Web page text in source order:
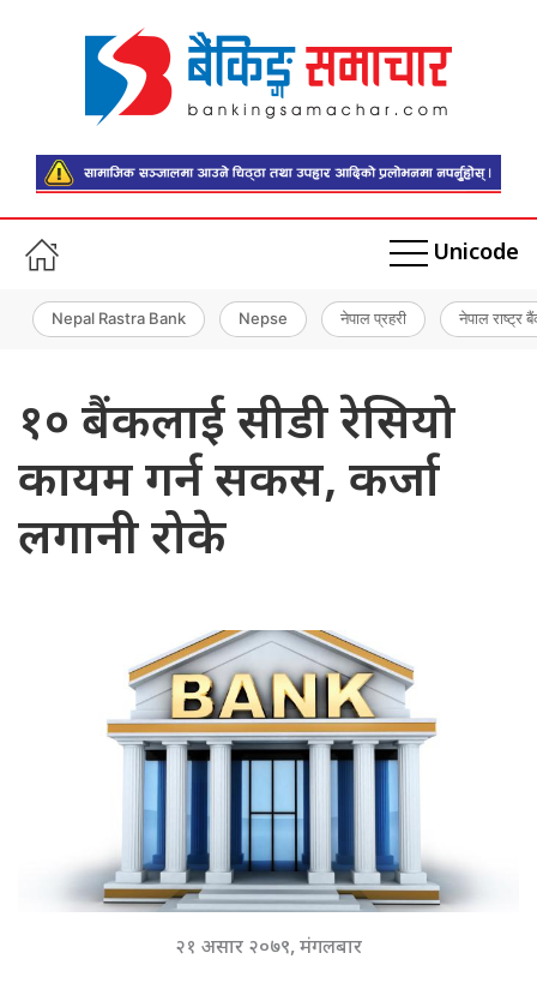
Unicode
Nepal Rastra Bank Nepse नेपाल प्रहरी नेपाल राष्ट्र
१० बैंकलाई सीडी रेसियो
कायम गर्न सकस, कर्जा
लगानी रोके
२१ असार २०७९, मंगलबार